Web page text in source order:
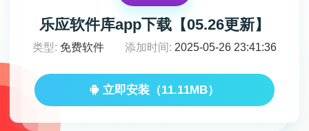
乐应软件库app下载【05.26更新】
类型: 免费软件 添加时间: 2025-05-26 23:41:36
立即安装（11.11MB）